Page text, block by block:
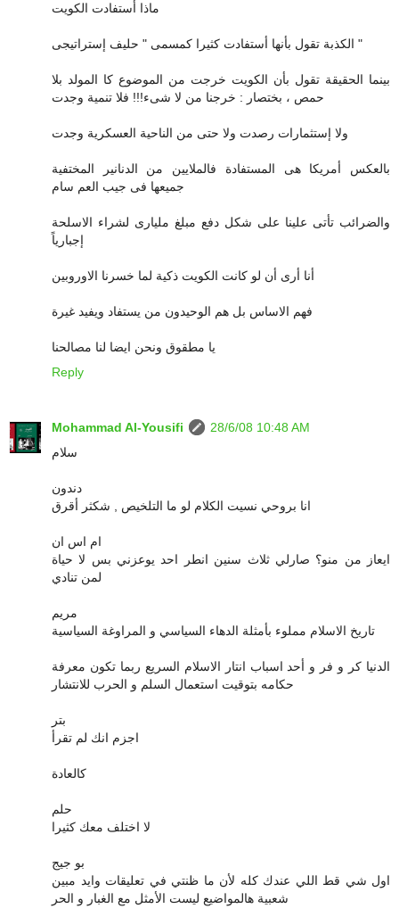
ماذا أستفادت الكويت
الكذبة تقول بأنها أستفادت كثيرا كمسمى " حليف إستراتيجى "
بينما الحقيقة تقول بأن الكويت خرجت من الموضوع كا المولد بلا
حمص ، بختصار : خرجنا من لا شىء!!! فلا تنمية وجدت
ولا إستثمارات رصدت ولا حتى من الناحية العسكرية وجدت
بالعكس أمريكا هى المستفادة فالملايين من الدنانير المختفية
جميعها فى جيب العم سام
والضرائب تأتى علينا على شكل دفع مبلغ مليارى لشراء الاسلحة
إجبارياً
أنا أرى أن لو كانت الكويت ذكية لما خسرنا الاوروبين
فهم الاساس بل هم الوحيدون من يستفاد ويفيد غيرة
يا مطقوق ونحن ايضا لنا مصالحنا
Reply
Mohammad Al-Yousifi
28/6/08 10:48 AM
سلام
دندون
انا بروحي نسيت الكلام لو ما التلخيص , شكثر أقرق
ام اس ان
ايعاز من منو؟ صارلي ثلاث سنين انطر احد يوعزني بس لا حياة
لمن تنادي
مريم
تاريخ الاسلام مملوء بأمثلة الدهاء السياسي و المراوغة السياسية
الدنيا كر و فر و أحد اسباب انتار الاسلام السريع ربما تكون معرفة
حكامه بتوقيت استعمال السلم و الحرب للانتشار
بتر
اجزم انك لم تقرأ
كالعادة
حلم
لا اختلف معك كثيرا
بو جيج
اول شي قط اللي عندك كله لأن ما ظنتي في تعليقات وايد مبين
شعبية هالمواضيع ليست الأمثل مع الغبار و الحر